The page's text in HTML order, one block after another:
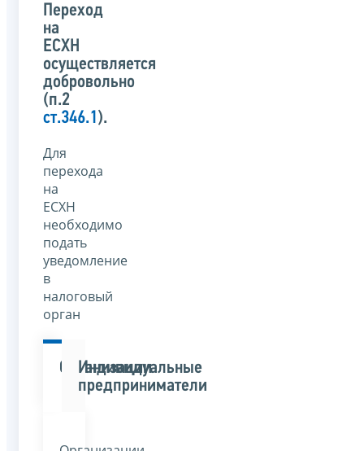
Переход
на
ЕСХН
осуществляется
добровольно
(п.2
ст.346.1).
Для
перехода
на
ЕСХН
необходимо
подать
уведомление
в
налоговый
орган
Организации
Индивидуальные
предприниматели